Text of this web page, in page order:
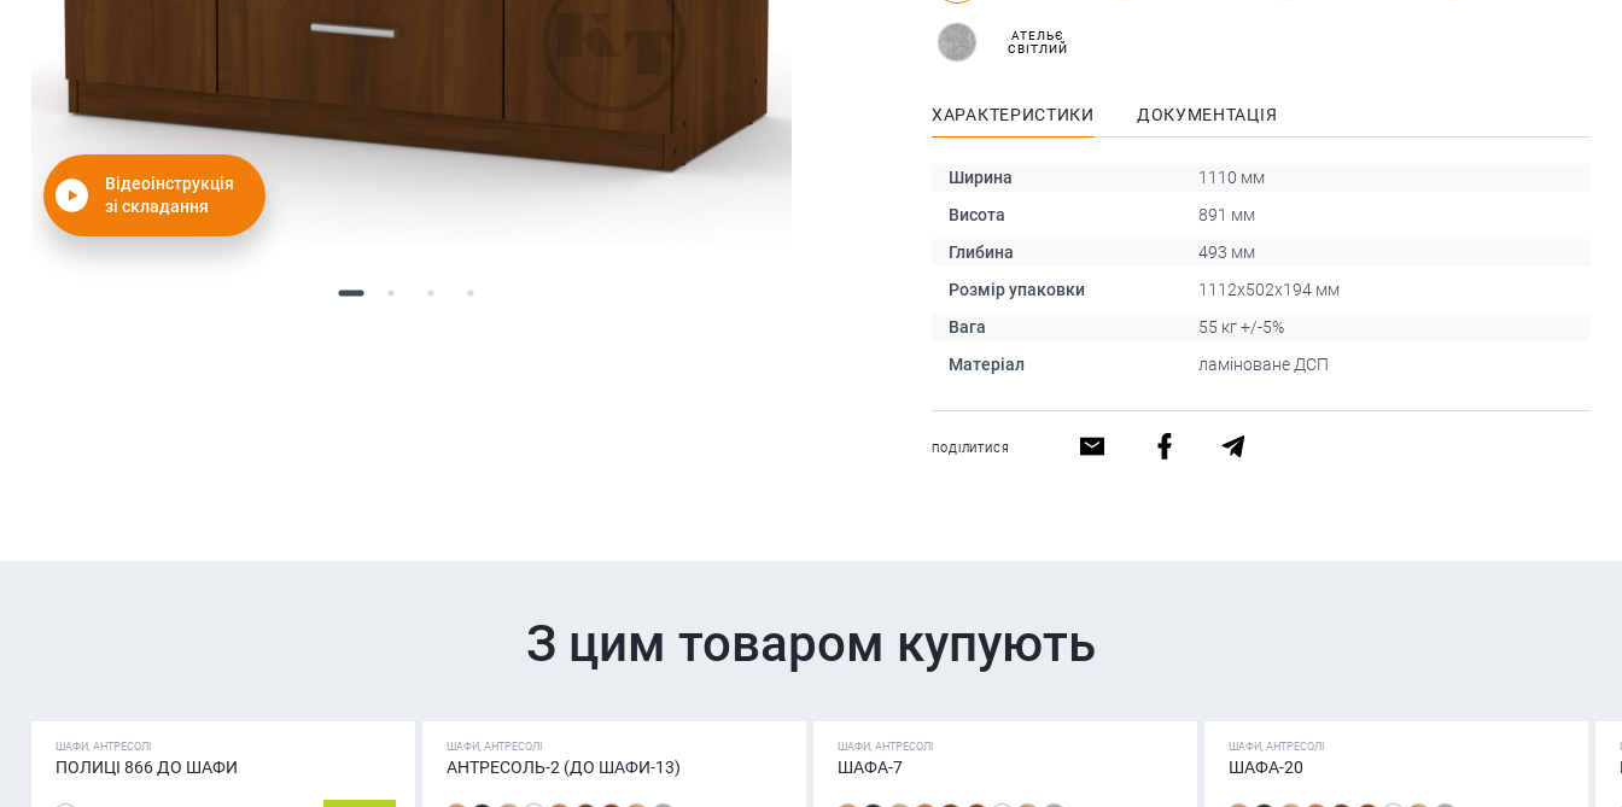
Відеоінструкція
зі складання
АТЕЛЬЄ
СВІТЛИЙ
ХАРАКТЕРИСТИКИ ДОКУМЕНТАЦІЯ
Ширина
1110 мм
Висота
891 мм
Глибина
493 мм
Розмір упаковки
1112x502x194 мм
Вага
55 кг +/-5%
Матеріал
ламіноване ДСП
ПОДІЛИТИСЯ
З цим товаром купують
ШАФИ, АНТРЕСОЛІ
ПОЛИЦІ 866 ДО ШАФИ
ШАФИ, АНТРЕСОЛІ
АНТРЕСОЛЬ-2 (ДО ШАФИ-13)
ШАФИ, АНТРЕСОЛІ
ШАФА-7
ШАФИ, АНТРЕСОЛІ
ШАФА-20